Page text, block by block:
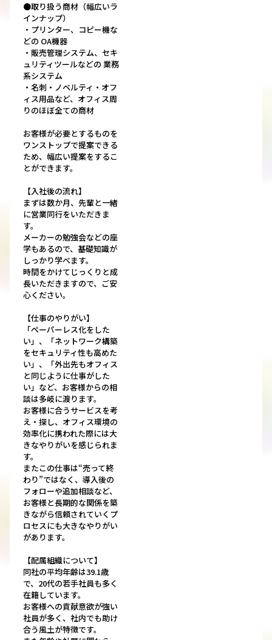
●取り扱う商材（幅広いラ
インナップ）
・プリンター、コピー機な
どの OA機器
・販売管理システム、セキ
ュリティツールなどの 業務
系システム
・名刺・ノベルティ・オフ
ィス用品など、オフィス周
りのほぼ全ての商材
お客様が必要とするものを
ワンストップで提案できる
ため、幅広い提案をするこ
とができます。
【入社後の流れ】
まずは数か月、先輩と一緒
に営業同行をいただきま
す。
メーカーの勉強会などの座
学もあるので、基礎知識が
しっかり学べます。
時間をかけてじっくりと成
長いただきますので、ご安
心ください。
【仕事のやりがい】
「ペーパーレス化をした
い」、「ネットワーク構築
をセキュリティ性も高めた
い」、「外出先もオフィス
と同じように仕事がした
い」など、お客様からの相
談は多岐に渡ります。
お客様に合うサービスを考
え・探し、オフィス環境の
効率化に携われた際には大
きなやりがいを感じられま
す。
またこの仕事は“売って終
わり”ではなく、導入後の
フォローや追加相談など、
お客様と長期的な関係を築
きながら信頼されていくプ
ロセスにも大きなやりがい
があります。
【配属組織について】
同社の平均年齢は39.1歳
で、20代の若手社員も多く
在籍しています。
お客様への貢献意欲が強い
社員が多く、社内でも助け
合う風土が特徴です。